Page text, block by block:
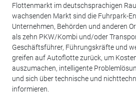
Flottenmarkt im deutschsprachigen
wachsenden Markt sind die Fuhrpark-
Unternehmen, Behörden und anderen
als zehn PKW/Kombi und/oder
Geschäftsführer, Führungskräfte und
greifen auf Autoflotte zurück, um
auszumachen, intelligente
und sich über technische und
informieren.